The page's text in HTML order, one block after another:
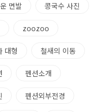
면발 콩국수 사진
zoozoo
대형 철새의 이동
펜션소개
펜션외부전경